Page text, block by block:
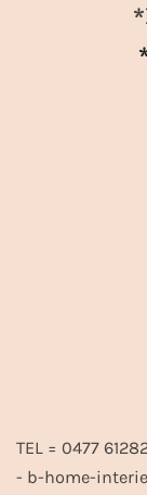
TEL = 0477
- b-home-